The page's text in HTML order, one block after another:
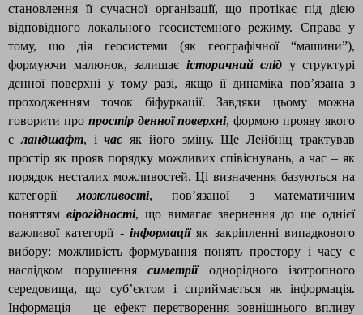
становлення її сучасної організації, що протікає під дією
відповідного локального геосистемного режиму. Справа у
тому, що дія геосистеми (як географічної “машини”),
формуючи малюнок, залишає історичний слід у структурі
денної поверхні у тому разі, якщо її динаміка пов’язана з
проходженням точок біфуркації. Завдяки цьому можна
говорити про простір денної поверхні, формою прояву якого
єландшафт, ічас як його зміну. Ще Лейбніц трактував
простір як прояв порядку можливих співіснувань, а час – як
порядок несталих можливостей. Ці визначення базуються на
категоріїможливості, пов’язаної з математичним
поняттям вірогідності, що вимагає звернення до ще однієї
важливої категорії - інформаціїяк закріпленні випадкового
вибору: можливість формування понять простору і часу є
наслідком порушення симетріїоднорідного ізотропного
середовища, що суб’єктом і сприймається як інформація.
Інформація – це ефект перетворення зовнішнього впливу